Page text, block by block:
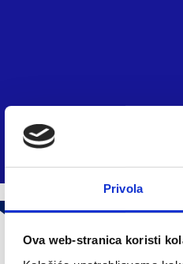
Privola
Ova web-stranica koristi